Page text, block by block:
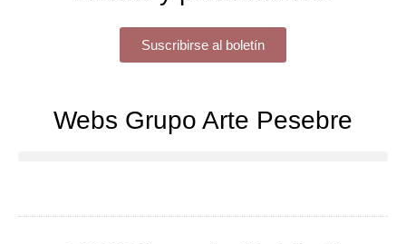
Suscribirse al boletín
Webs Grupo Arte Pesebre